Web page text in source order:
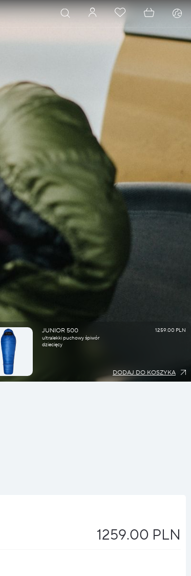
JUNIOR 500
ultralekki puchowy śpiwór
dziecięcy
1259.00 PLN
DODAJ DO KOSZYKA
1259.00 PLN